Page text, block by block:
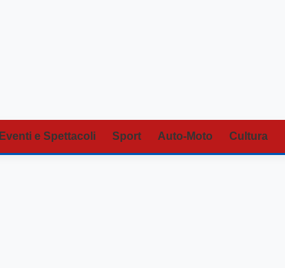
Eventi e Spettacoli Sport Auto-Moto Cultura